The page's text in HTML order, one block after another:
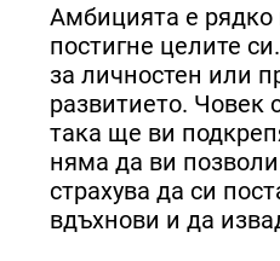
Амбицията е рядко
постигне целите
за личностен или
развитието. Човек
така ще ви
няма да ви
страхува да си
вдъхнови и да